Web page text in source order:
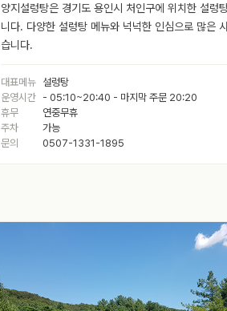
양지설렁탕은 경기도 용인시 처인구에 위치한 설렁
니다. 다양한 설렁탕 메뉴와 넉넉한 인심으로 많은
습니다.
대표메뉴 설렁탕
운영시간 - 05:10~20:40 - 마지막 주문 20:20
휴무
연중무휴
주차
가능
문의
0507-1331-1895